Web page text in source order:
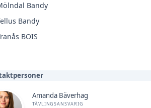
Bandy
Bandy
BOIS
Amanda Bäverhag
TÄVLINGSANSVARIG